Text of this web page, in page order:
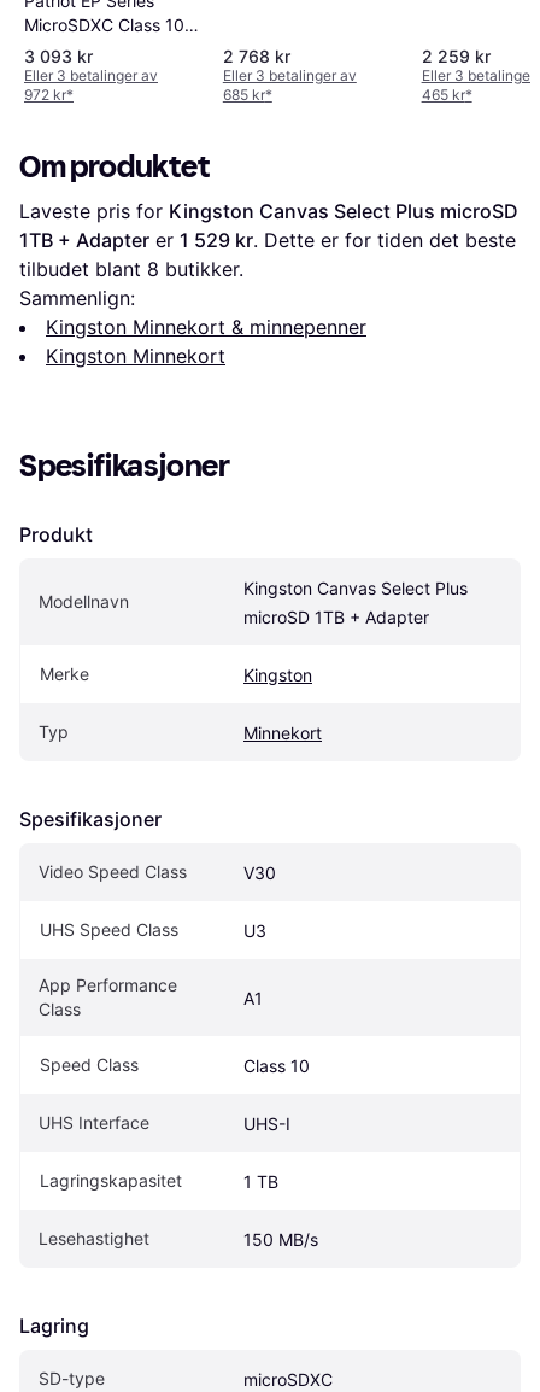
MicroSDXC Class 10
UHS-I U3 V30 A1
100/80MB/s 1TB +SD
Adapter
3 093 kr
Eller 3 betalinger av
972 kr*
adapter
2 768 kr
Eller 3 betalinger av
685 kr*
2 259 kr
Eller 3 betalinger
465 kr*
Om produktet
Laveste pris for Kingston Canvas Select Plus microSD
1TB + Adapter er 1 529 kr. Dette er for tiden det beste
tilbudet blant 8 butikker.
Sammenlign:
Kingston Minnekort & minnepenner
Kingston Minnekort
Spesifikasjoner
Produkt
Modellnavn
Kingston Canvas Select Plus
microSD 1TB + Adapter
Merke Kingston
Typ Minnekort
Spesifikasjoner
Video Speed Class V30
UHS Speed Class U3
App Performance
Class
A1
Speed Class Class 10
UHS Interface UHS-I
Lagringskapasitet 1 TB
Lesehastighet 150 MB/s
Lagring
SD-type microSDXC